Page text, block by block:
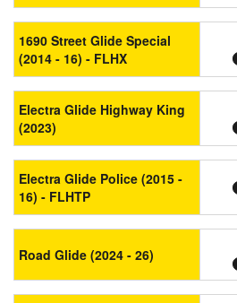
1690 Street Glide Special
(2014 - 16) - FLHX
Electra Glide Highway King
(2023)
Electra Glide Police (2015 -
16) - FLHTP
Road Glide (2024 - 26)